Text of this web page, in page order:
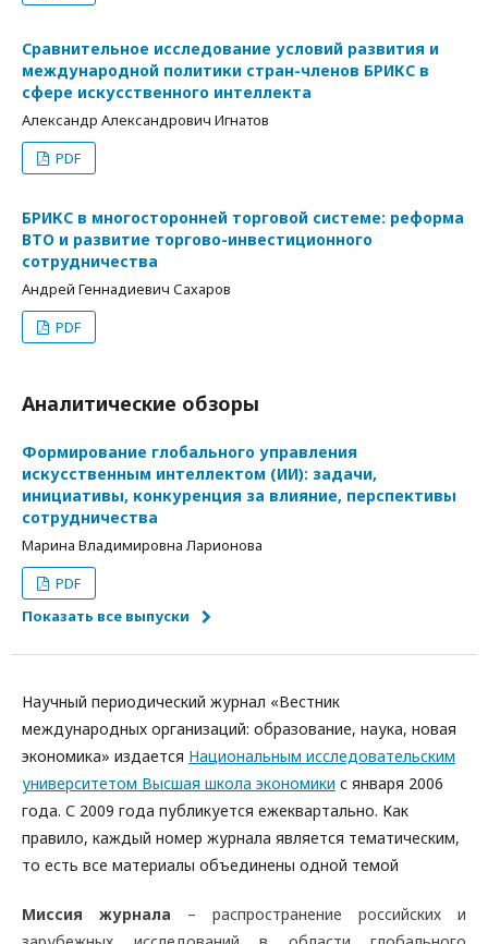
Сравнительное исследование условий развития и
международной политики стран-членов БРИКС в
сфере искусственного интеллекта
Александр Александрович Игнатов
PDF
БРИКС в многосторонней торговой системе: реформа
ВТО и развитие торгово-инвестиционного
сотрудничества
Андрей Геннадиевич Сахаров
PDF
Аналитические обзоры
Формирование глобального управления
искусственным интеллектом (ИИ): задачи,
инициативы, конкуренция за влияние, перспективы
сотрудничества
Марина Владимировна Ларионова
PDF
Показать все выпуски
Научный периодический журнал «Вестник
международных организаций: образование, наука, новая
экономика» издается Национальным исследовательским
университетом Высшая школа экономики с января 2006
года. С 2009 года публикуется ежеквартально. Как
правило, каждый номер журнала является тематическим,
то есть все материалы объединены одной темой
Миссия журнала – распространение российских и